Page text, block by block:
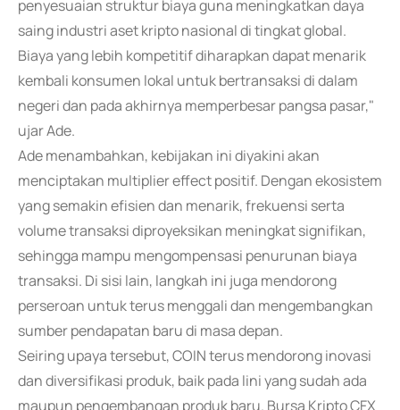
penyesuaian struktur biaya guna meningkatkan daya
saing industri aset kripto nasional di tingkat global.
Biaya yang lebih kompetitif diharapkan dapat menarik
kembali konsumen lokal untuk bertransaksi di dalam
negeri dan pada akhirnya memperbesar pangsa pasar,"
ujar Ade.
Ade menambahkan, kebijakan ini diyakini akan
menciptakan multiplier effect positif. Dengan ekosistem
yang semakin efisien dan menarik, frekuensi serta
volume transaksi diproyeksikan meningkat signifikan,
sehingga mampu mengompensasi penurunan biaya
transaksi. Di sisi lain, langkah ini juga mendorong
perseroan untuk terus menggali dan mengembangkan
sumber pendapatan baru di masa depan.
Seiring upaya tersebut, COIN terus mendorong inovasi
dan diversifikasi produk, baik pada lini yang sudah ada
maupun pengembangan produk baru. Bursa Kripto CFX